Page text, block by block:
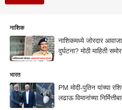
नाशिक
नाशिकमध्ये जोरदार
दुर्घटना? मोठी माहिती समोर
भारत
PM मोदी-पुतिन यांच्या
लढाऊ विमानांच्या